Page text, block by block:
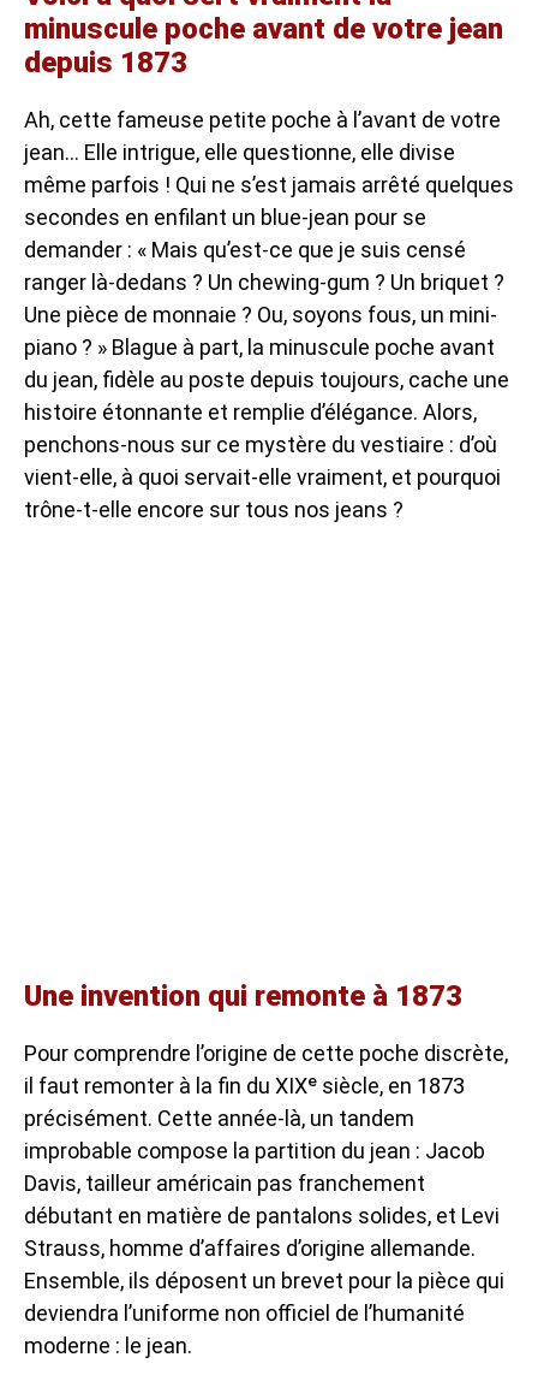
minuscule poche avant de votre jean
depuis 1873
Ah, cette fameuse petite poche à l’avant de votre
jean… Elle intrigue, elle questionne, elle divise
même parfois ! Qui ne s’est jamais arrêté quelques
secondes en enfilant un blue-jean pour se
demander : « Mais qu’est-ce que je suis censé
ranger là-dedans ? Un chewing-gum ? Un briquet ?
Une pièce de monnaie ? Ou, soyons fous, un mini-
piano ? » Blague à part, la minuscule poche avant
du jean, fidèle au poste depuis toujours, cache une
histoire étonnante et remplie d’élégance. Alors,
penchons-nous sur ce mystère du vestiaire : d’où
vient-elle, à quoi servait-elle vraiment, et pourquoi
trône-t-elle encore sur tous nos jeans ?
Une invention qui remonte à 1873
Pour comprendre l’origine de cette poche discrète,
il faut remonter à la fin du XIXᵉ siècle, en 1873
précisément. Cette année-là, un tandem
improbable compose la partition du jean : Jacob
Davis, tailleur américain pas franchement
débutant en matière de pantalons solides, et Levi
Strauss, homme d’affaires d’origine allemande.
Ensemble, ils déposent un brevet pour la pièce qui
deviendra l’uniforme non officiel de l’humanité
moderne : le jean.